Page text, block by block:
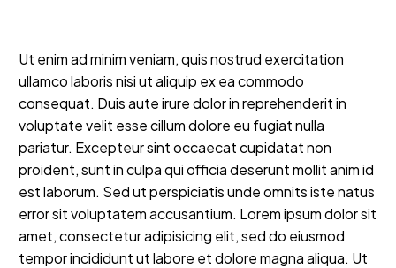
Ut enim ad minim veniam, quis nostrud exercitation
ullamco laboris nisi ut aliquip ex ea commodo
consequat. Duis aute irure dolor in reprehenderit in
voluptate velit esse cillum dolore eu fugiat nulla
pariatur. Excepteur sint occaecat cupidatat non
proident, sunt in culpa qui officia deserunt mollit anim id
est laborum. Sed ut perspiciatis unde omnits iste natus
error sit voluptatem accusantium. Lorem ipsum dolor sit
amet, consectetur adipisicing elit, sed do eiusmod
tempor incididunt ut labore et dolore magna aliqua. Ut